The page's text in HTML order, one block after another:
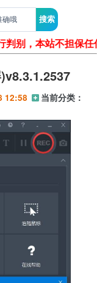
判别，本站不担保
12:58
当前分类：